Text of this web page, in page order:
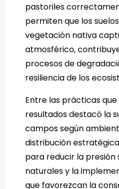
pastoriles
permiten que los
vegetación nativa
atmosférico,
procesos de
resiliencia de los
Entre las prácticas
resultados destacó la
campos según
distribución
para reducir la presión
naturales y la
que favorezcan la